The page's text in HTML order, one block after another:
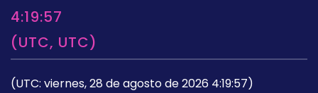
4:19:57
(UTC, UTC)
(UTC: viernes, 28 de agosto de 2026 4:19:57)